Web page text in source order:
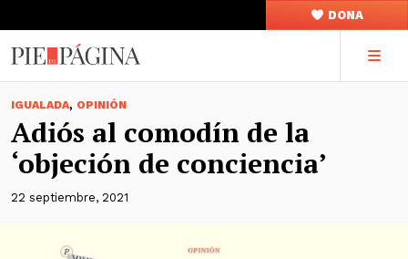
DONA
IGUALADA, OPINIÓN
Adiós al comodín de la
‘objeción de conciencia’
22 septiembre, 2021